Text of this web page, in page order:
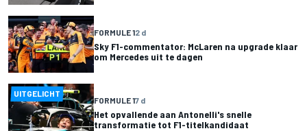
FORMULE 12 d
Sky F1-commentator: McLaren na upgrade klaar
om Mercedes uit te dagen
UITGELICHT
FORMULE 17 d
Het opvallende aan Antonelli's snelle
transformatie tot F1-titelkandidaat